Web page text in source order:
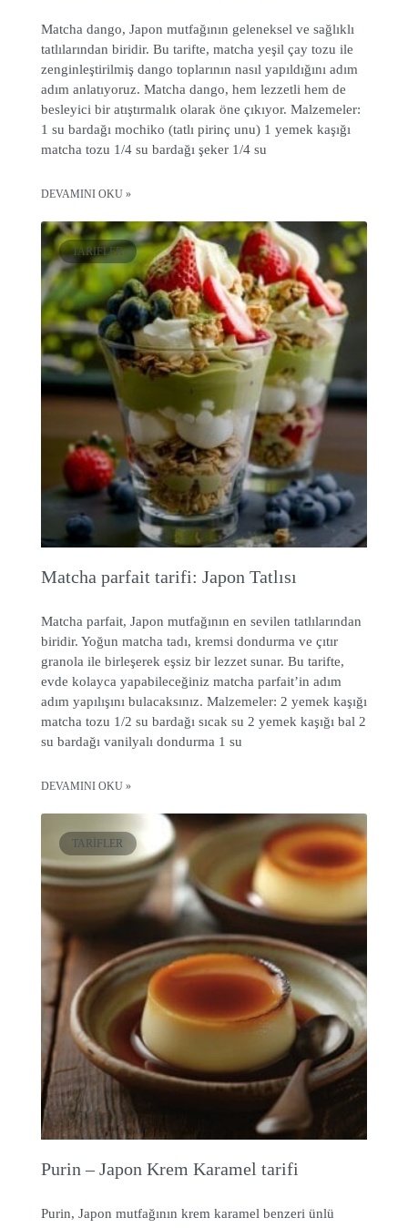
Matcha dango, Japon mutfağının geleneksel ve sağlıklı
tatlılarından biridir. Bu tarifte, matcha yeşil çay tozu ile
zenginleştirilmiş dango toplarının nasıl yapıldığını adım
adım anlatıyoruz. Matcha dango, hem lezzetli hem de
besleyici bir atıştırmalık olarak öne çıkıyor. Malzemeler:
1 su bardağı mochiko (tatlı pirinç unu) 1 yemek kaşığı
matcha tozu 1/4 su bardağı şeker 1/4 su
DEVAMINI OKU »
TARIFLER
Matcha parfait tarifi: Japon Tatlısı
Matcha parfait, Japon mutfağının en sevilen tatlılarından
biridir. Yoğun matcha tadı, kremsi dondurma ve çıtır
granola ile birleşerek eşsiz bir lezzet sunar. Bu tarifte,
evde kolayca yapabileceğiniz matcha parfait’in adım
adım yapılışını bulacaksınız. Malzemeler: 2 yemek kaşığı
matcha tozu 1/2 su bardağı sıcak su 2 yemek kaşığı bal 2
su bardağı vanilyalı dondurma 1 su
DEVAMINI OKU »
TARIFLER
Purin – Japon Krem Karamel tarifi
Purin, Japon mutfağının krem karamel benzeri ünlü